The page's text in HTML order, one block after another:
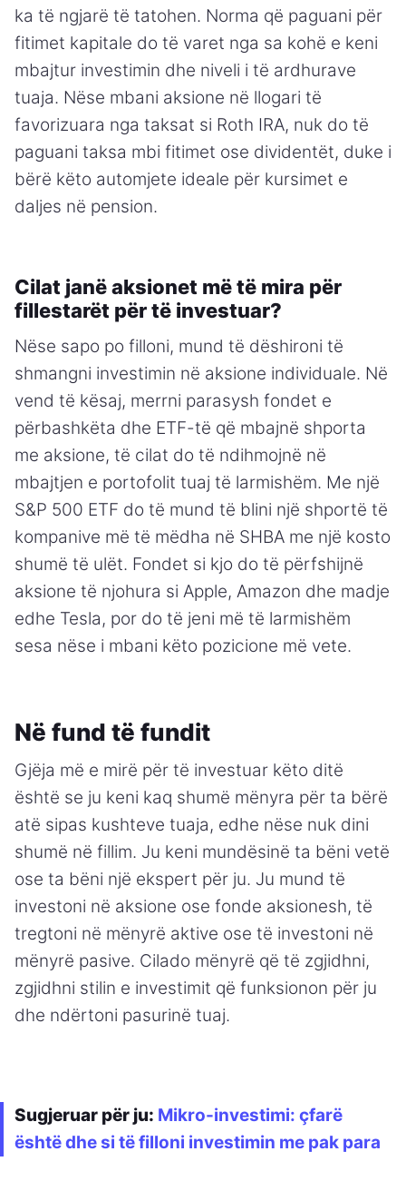
ka të ngjarë të tatohen. Norma që paguani për
fitimet kapitale do të varet nga sa kohë e keni
mbajtur investimin dhe niveli i të ardhurave
tuaja. Nëse mbani aksione në llogari të
favorizuara nga taksat si Roth IRA, nuk do të
paguani taksa mbi fitimet ose dividentët, duke i
bërë këto automjete ideale për kursimet e
daljes në pension.
Cilat janë aksionet më të mira për
fillestarët për të investuar?
Nëse sapo po filloni, mund të dëshironi të
shmangni investimin në aksione individuale. Në
vend të kësaj, merrni parasysh fondet e
përbashkëta dhe ETF-të që mbajnë shporta
me aksione, të cilat do të ndihmojnë në
mbajtjen e portofolit tuaj të larmishëm. Me një
S&P 500 ETF do të mund të blini një shportë të
kompanive më të mëdha në SHBA me një kosto
shumë të ulët. Fondet si kjo do të përfshijnë
aksione të njohura si Apple, Amazon dhe madje
edhe Tesla, por do të jeni më të larmishëm
sesa nëse i mbani këto pozicione më vete.
Në fund të fundit
Gjëja më e mirë për të investuar këto ditë
është se ju keni kaq shumë mënyra për ta bërë
atë sipas kushteve tuaja, edhe nëse nuk dini
shumë në fillim. Ju keni mundësinë ta bëni vetë
ose ta bëni një ekspert për ju. Ju mund të
investoni në aksione ose fonde aksionesh, të
tregtoni në mënyrë aktive ose të investoni në
mënyrë pasive. Cilado mënyrë që të zgjidhni,
zgjidhni stilin e investimit që funksionon për ju
dhe ndërtoni pasurinë tuaj.
Sugjeruar për ju: Mikro-investimi: çfarë
është dhe si të filloni investimin me pak para